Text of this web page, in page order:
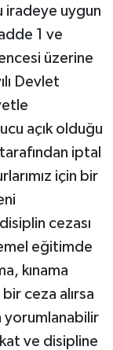
iradeye uygun
1 ve
üzerine
Devlet
açık olduğu
iptal
için bir
cezası
eğitimde
kınama
ceza alırsa
yorumlanabilir
ve disipline